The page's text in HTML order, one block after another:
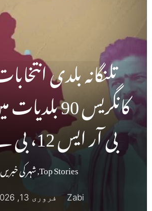
تلنگانہ بلدی
کانگریس 90
بی آر ایس 12، بی جے پی 1
Top Stories
,شہر کی خبریں
Zabi فروری 13, 2026